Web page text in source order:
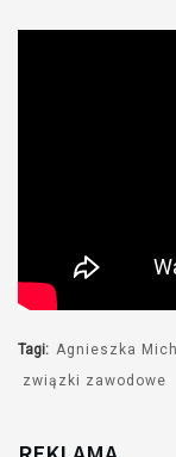
Tagi: Agnieszka
związki zawodowe